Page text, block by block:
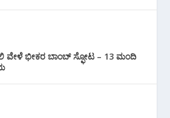
ವೇಳೆ ಭೀಕರ ಬಾಂಬ್ ಸ್ಫೋಟ – 13 ಮಂದಿ